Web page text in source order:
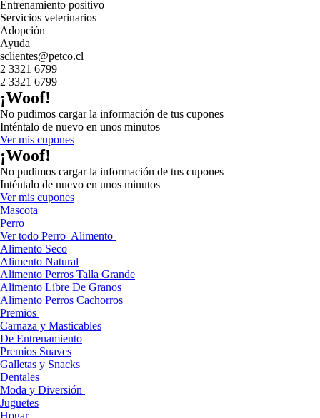
Entrenamiento positivo
Servicios veterinarios
Adopción
Ayuda
sclientes@petco.cl
2 3321 6799
2 3321 6799
¡Woof!
No pudimos cargar la información de tus cupones
Inténtalo de nuevo en unos minutos
Ver mis cupones
¡Woof!
No pudimos cargar la información de tus cupones
Inténtalo de nuevo en unos minutos
Ver mis cupones
Mascota
Perro
Ver todo Perro Alimento
Alimento Seco
Alimento Natural
Alimento Perros Talla Grande
Alimento Libre De Granos
Alimento Perros Cachorros
Premios
Carnaza y Masticables
De Entrenamiento
Premios Suaves
Galletas y Snacks
Dentales
Moda y Diversión
Juguetes
Hogar